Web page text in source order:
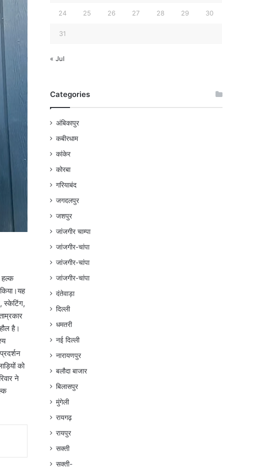
हल्क
स्केटिंग,
है।
को
ने
24 25 26 27 28 29 30
31
« Jul
Categories
अंबिकापुर
कबीरधाम
कांकेर
कोरबा
गरियाबंद
जगदलपुर
जशपुर
जांजगीर चाम्पा
जांजगीर-चांपा
जांजगीर-चांपा
जांजगीर-चांपा
दंतेवाड़ा
दिल्ली
धमतरी
नई दिल्ली
नारायणपुर
बलौदा बाजार
बिलासपुर
मुंगेली
रायगढ़
रायपुर
सक्ती
सक्ती-